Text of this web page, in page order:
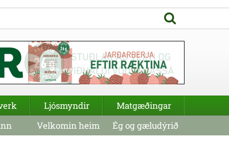
Ljósmyndir
Matgæðingar
Velkomin heim Ég og gæludýrið